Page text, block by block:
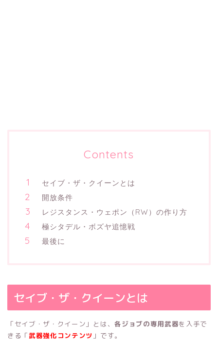
Contents
セイブ・ザ・クイーンとは
開放条件
レジスタンス・ウェポン（RW）の作り方
極シタデル・ボズヤ追憶戦
最後に
セイブ・ザ・クイーンとは
「セイブ・ザ・クイーン」とは、各ジョブの専用武器を入手で
きる「武器強化コンテンツ 」です。